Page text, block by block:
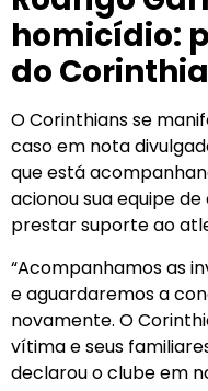
homicídio:
do
O Corinthians se
caso em nota
que está
acionou sua equipe
prestar suporte ao
“Acompanhamos as
e aguardaremos a
novamente. O
vítima e seus
declarou o clube em